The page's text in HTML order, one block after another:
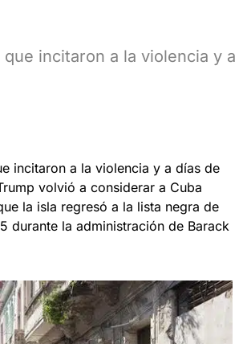
incitaron a la violencia y a
incitaron a la violencia y a días de
volvió a considerar a Cuba
la isla regresó a la lista negra de
durante la administración de Barack